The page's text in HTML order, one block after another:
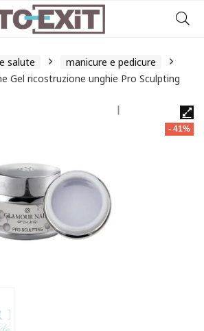
salute
manicure e pedicure
Gel ricostruzione unghie Pro Sculpting
- 41%